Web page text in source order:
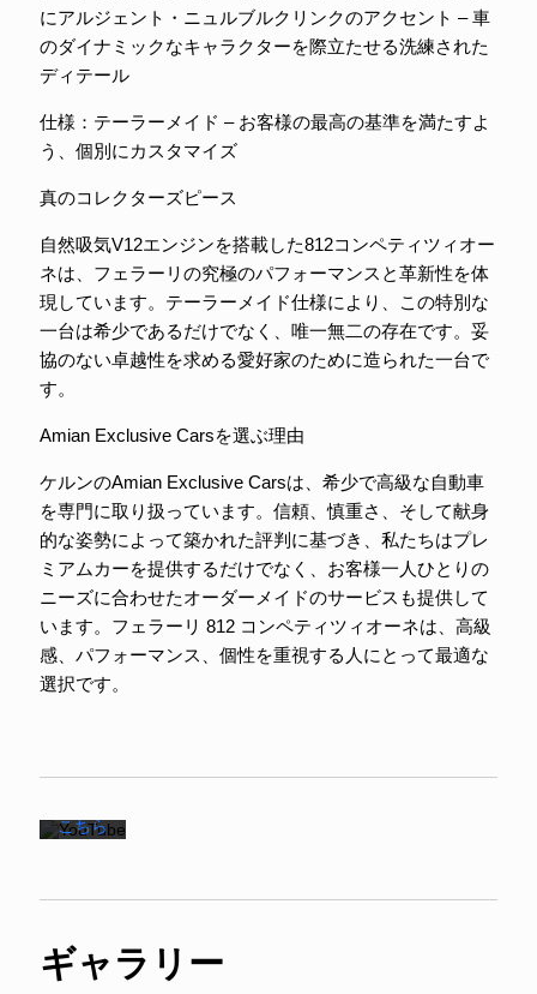
にアルジェント・ニュルブルクリンクのアクセント – 車
のダイナミックなキャラクターを際立たせる洗練された
ディテール
仕様：テーラーメイド – お客様の最高の基準を満たすよ
う、個別にカスタマイズ
真のコレクターズピース
自然吸気V12エンジンを搭載した812コンペティツィオー
ネは、フェラーリの究極のパフォーマンスと革新性を体
現しています。テーラーメイド仕様により、この特別な
一台は希少であるだけでなく、唯一無二の存在です。妥
協のない卓越性を求める愛好家のために造られた一台で
す。
Amian Exclusive Carsを選ぶ理由
ケルンのAmian Exclusive Carsは、希少で高級な自動車
を専門に取り扱っています。信頼、慎重さ、そして献身
的な姿勢によって築かれた評判に基づき、私たちはプレ
ミアムカーを提供するだけでなく、お客様一人ひとりの
ニーズに合わせたオーダーメイドのサービスも提供して
います。フェラーリ 812 コンペティツィオーネは、高級
感、パフォーマンス、個性を重視する人にとって最適な
選択です。
動画を
読み込
むと、
YouTu
beのプ
ライバ
シーポ
リシー
に同意
す。
こちら
み
込
ギャラリー